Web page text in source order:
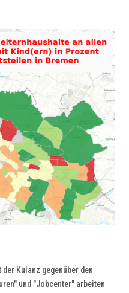
Kulanz gegenüber den
und "Jobcenter" arbeiten